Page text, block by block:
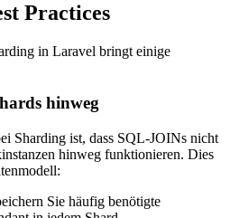
Practices
in Laravel bringt einige
hinweg
Sharding ist, dass SQL-JOINs nicht
hinweg funktionieren. Dies
Sie häufig benötigte